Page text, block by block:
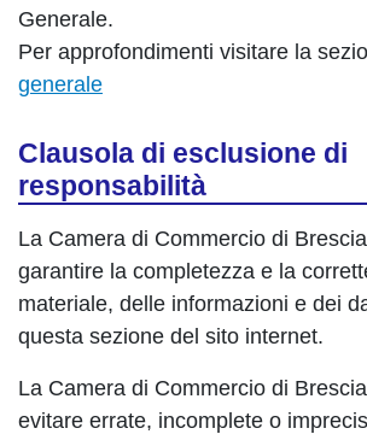
Generale.
Per approfondimenti visitare la
generale
Clausola di esclusione di
responsabilità
La Camera di Commercio di
garantire la completezza e la
materiale, delle informazioni e dei
questa sezione del sito internet.
La Camera di Commercio di
evitare errate, incomplete o